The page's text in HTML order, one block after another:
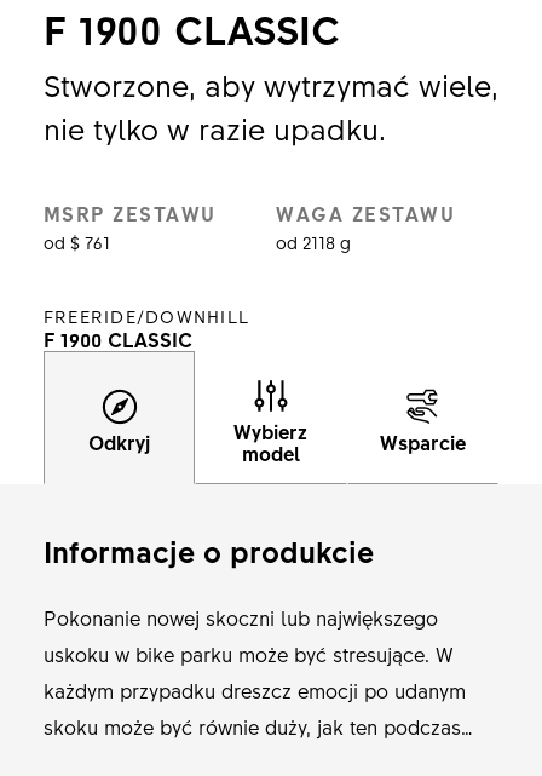
F 1900 CLASSIC
Stworzone, aby wytrzymać wiele,
nie tylko w razie upadku.
MSRP ZESTAWU
od $ 761
WAGA ZESTAWU
od 2118 g
FREERIDE/DOWNHILL
F 1900 CLASSIC
Odkryj
Wybierz
model
Wsparcie
Informacje o produkcie
Pokonanie nowej skoczni lub największego
uskoku w bike parku może być stresujące. W
każdym przypadku dreszcz emocji po udanym
skoku może być równie duży, jak ten podczas